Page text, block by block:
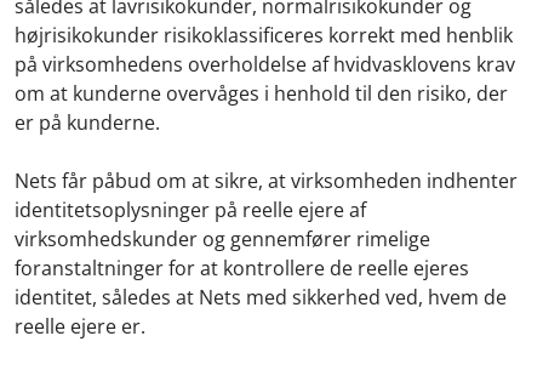
således at lavrisikokunder, normalrisikokunder og
højrisikokunder risikoklassificeres korrekt med henblik
på virksomhedens overholdelse af hvidvasklovens krav
om at kunderne overvåges i henhold til den risiko, der
er på kunderne.
Nets får påbud om at sikre, at virksomheden indhenter
identitetsoplysninger på reelle ejere af
virksomhedskunder og gennemfører rimelige
foranstaltninger for at kontrollere de reelle ejeres
identitet, således at Nets med sikkerhed ved, hvem de
reelle ejere er.